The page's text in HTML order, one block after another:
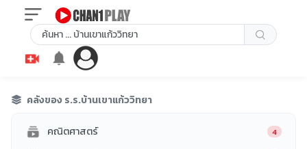
คลังของ ร.ร.บ้านเขาแก้ววิทยา
คณิตศาสตร์ 4